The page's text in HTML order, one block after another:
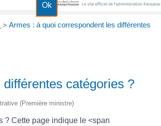
> Armes : à quoi correspondent les différentes
catégories ?
(Première ministre)
? Cette page indique le <span